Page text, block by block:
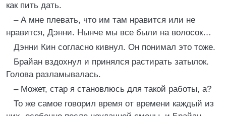
как пить дать.
– А мне плевать, что им там нравится или не
нравится, Дэнни. Нынче мы все были на волосок…
Дэнни Кин согласно кивнул. Он понимал это тоже.
Брайан вздохнул и принялся растирать затылок.
Голова разламывалась.
– Может, стар я становлюсь для такой работы, а?
То же самое говорил время от времени каждый из